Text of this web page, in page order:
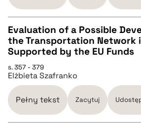
BIBTEX
pobierz cytat
CZYSTY TEKST
pobierz cytat
BIBTEX
Evaluation of a Possible
the Transportation Network
Supported by the EU Funds
s. 357 - 379
Elżbieta Szafranko
Pełny tekst Zacytuj